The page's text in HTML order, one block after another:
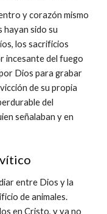
y corazón mismo
hayan sido su
los sacrificios
incesante del fuego
Dios para grabar
de su propia
del
señalaban y en
entre Dios y la
de animales.
en Cristo, y ya no